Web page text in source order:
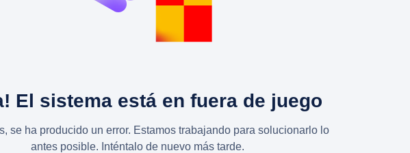
El sistema está en fuera de juego
se ha producido un error. Estamos trabajando para solucionarlo lo
antes posible. Inténtalo de nuevo más tarde.